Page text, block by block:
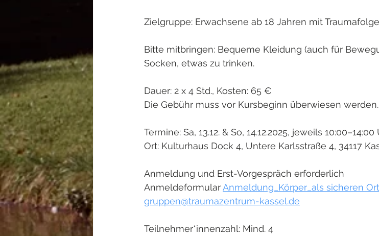
Zielgruppe: Erwachsene ab 18 Jahren mit
Bitte mitbringen: Bequeme Kleidung (auch für
Socken, etwas zu trinken.
Dauer: 2 x 4 Std., Kosten: 65 €
Die Gebühr muss vor Kursbeginn überwiesen werden.
Termine: Sa, 13.12. & So, 14.12.2025, jeweils
Ort: Kulturhaus Dock 4, Untere Karlsstraße 4, 34117
Anmeldung und Erst-Vorgespräch erforderlich
Anmeldeformular Anmeldung_Körper_als sicheren
gruppen@traumazentrum-kassel.de
Teilnehmer*innenzahl: Mind. 4